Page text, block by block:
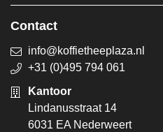
Contact
info@koffietheeplaza.nl
+31 (0)495 794 061
Kantoor
Lindanusstraat 14
6031 EA Nederweert